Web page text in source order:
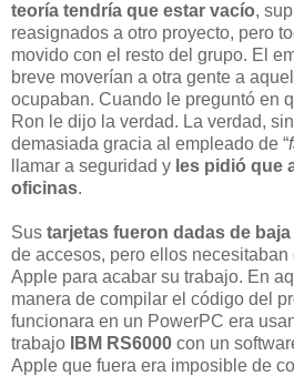
teoría tendría que estar vacío,
reasignados a otro proyecto, pero
movido con el resto del grupo. El
breve moverían a otra gente a
ocupaban. Cuando le preguntó en
Ron le dijo la verdad. La verdad,
demasiada gracia al empleado de “
llamar a seguridad y les pidió que
oficinas.
Sus tarjetas fueron dadas de baja
de accesos, pero ellos
Apple para acabar su trabajo. En
manera de compilar el código del
funcionara en un PowerPC era
trabajo
IBM RS6000 con un
Apple que fuera era imposible de